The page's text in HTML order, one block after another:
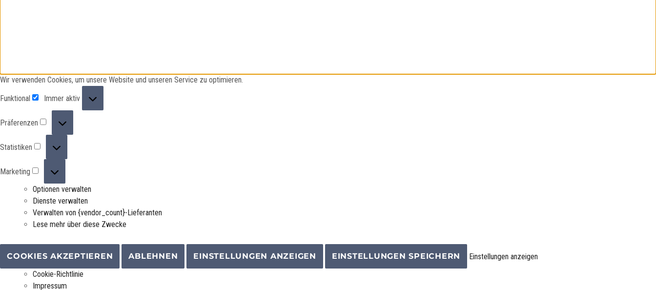
Wir verwenden Cookies, um unsere Website und unseren Service zu optimieren.
Funktional
Immer aktiv
Präferenzen
Statistiken
Marketing
Optionen verwalten
Dienste verwalten
Verwalten von {vendor_count}-Lieferanten
Lese mehr über diese Zwecke
COOKIES AKZEPTIEREN ABLEHNEN EINSTELLUNGEN ANZEIGEN EINSTELLUNGEN SPEICHERN
Einstellungen anzeigen
Cookie-Richtlinie
Impressum